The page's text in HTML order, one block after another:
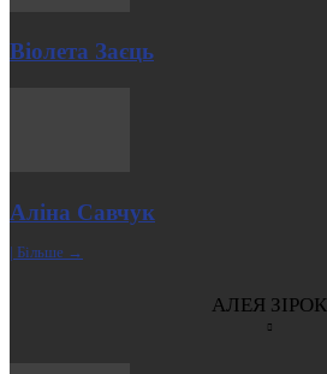
Віолета Заєць
Аліна Савчук
| Більше →
АЛЕЯ ЗІРОК